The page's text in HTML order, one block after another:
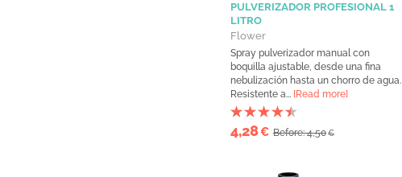
PULVERIZADOR PROFESIONAL 1
LITRO
Flower
Spray pulverizador manual con
boquilla ajustable, desde una fina
nebulización hasta un chorro de agua.
Resistente a... [Read more]
4,28€ Before: 4,50€